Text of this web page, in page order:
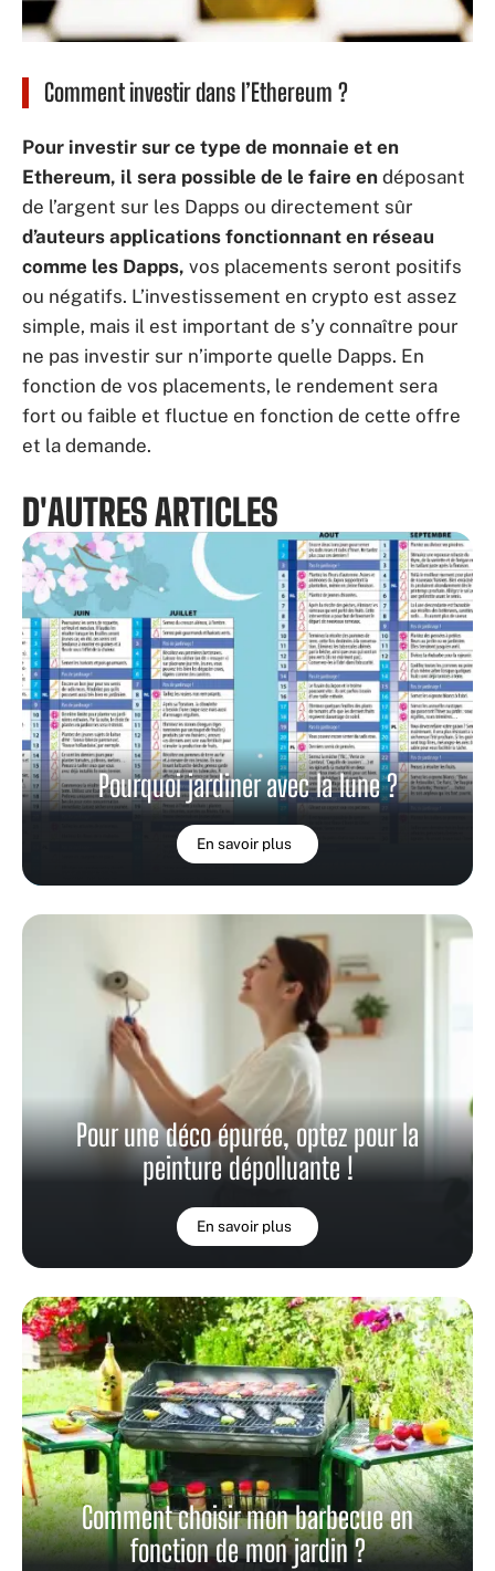
Comment investir dans l’Ethereum ?
Pour investir sur ce type de monnaie et en
Ethereum, il sera possible de le faire en déposant
de l’argent sur les Dapps ou directement sûr
d’auteurs applications fonctionnant en réseau
comme les Dapps, vos placements seront positifs
ou négatifs. L’investissement en crypto est assez
simple, mais il est important de s’y connaître pour
ne pas investir sur n’importe quelle Dapps. En
fonction de vos placements, le rendement sera
fort ou faible et fluctue en fonction de cette offre
et la demande.
D'AUTRES ARTICLES
Pourquoi jardiner avec la lune ?
En savoir plus
Pour une déco épurée, optez pour la
peinture dépolluante !
En savoir plus
Comment choisir mon barbecue en
fonction de mon jardin ?